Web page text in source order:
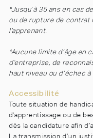
*Jusqu’à 35 ans en cas
ou de rupture de contrat
l’apprenant.
*Aucune limite d’âge en
d’entreprise, de
haut niveau ou d’échec à
Accessibilité
Toute situation de
d’apprentissage ou de
dès la candidature afin
La transmission d’un